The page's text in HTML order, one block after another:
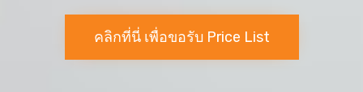
คลิกที่นี่ เพื่อขอรับ Price List